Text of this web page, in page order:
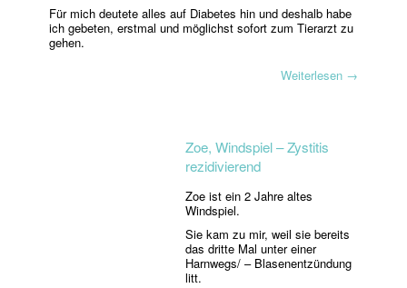
Für mich deutete alles auf Diabetes hin und deshalb habe
ich gebeten, erstmal und möglichst sofort zum Tierarzt zu
gehen.
Weiterlesen →
Zoe, Windspiel – Zystitis
rezidivierend
Zoe ist ein 2 Jahre altes
Windspiel.
Sie kam zu mir, weil sie bereits
das dritte Mal unter einer
Harnwegs/ – Blasenentzündung
litt.